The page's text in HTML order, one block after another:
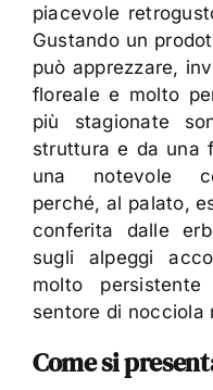
piacevole
Gustando un
può apprezzare,
floreale e molto
più stagionate
struttura e da una
una notevole
perché, al palato,
conferita dalle
sugli alpeggi
molto
sentore di nocciola
Come si